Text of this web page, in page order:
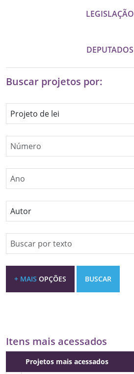
LEGISLAÇÃO
DEPUTADOS
Buscar projetos por:
Selecione uma natureza
Especifique um número de lei
Especifique um ano
Selecione um autor
Especifique um texto
+ MAIS OPÇÕES BUSCAR
Itens mais acessados
Projetos mais acessados